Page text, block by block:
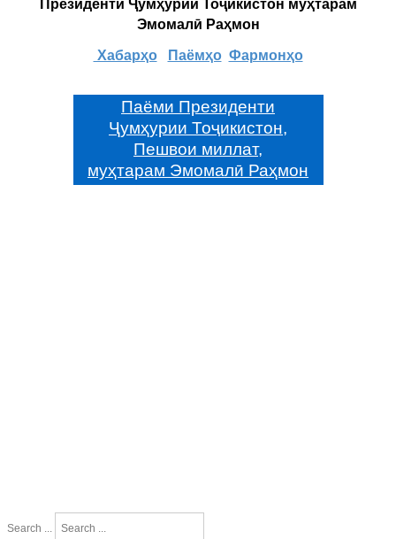
Президенти Ҷумҳурии Тоҷикистон муҳтарам
Эмомалӣ Раҳмон
Хабарҳо Паёмҳо Фармонҳо
Паёми Президенти
Ҷумҳурии Тоҷикистон,
Пешвои миллат,
муҳтарам Эмомалӣ Раҳмон
Search ...